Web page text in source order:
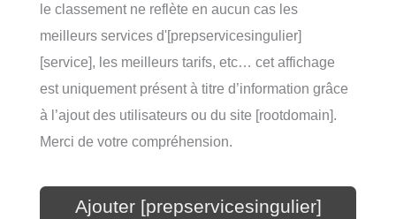
le classement ne reflète en aucun cas les
meilleurs services d'[prepservicesingulier]
[service], les meilleurs tarifs, etc… cet affichage
est uniquement présent à titre d’information grâce
à l’ajout des utilisateurs ou du site [rootdomain].
Merci de votre compréhension.
Ajouter [prepservicesingulier]